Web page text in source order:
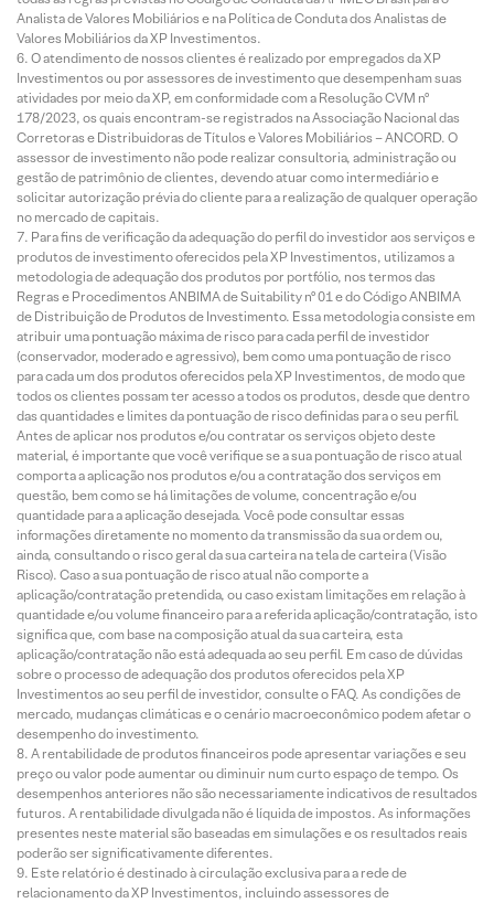
Analista de Valores Mobiliários e na Política de Conduta dos Analistas de
Valores Mobiliários da XP Investimentos.
O atendimento de nossos clientes é realizado por empregados da XP
Investimentos ou por assessores de investimento que desempenham suas
atividades por meio da XP, em conformidade com a Resolução CVM nº
178/2023, os quais encontram-se registrados na Associação Nacional das
Corretoras e Distribuidoras de Títulos e Valores Mobiliários – ANCORD. O
assessor de investimento não pode realizar consultoria, administração ou
gestão de patrimônio de clientes, devendo atuar como intermediário e
solicitar autorização prévia do cliente para a realização de qualquer operação
no mercado de capitais.
Para fins de verificação da adequação do perfil do investidor aos serviços e
produtos de investimento oferecidos pela XP Investimentos, utilizamos a
metodologia de adequação dos produtos por portfólio, nos termos das
Regras e Procedimentos ANBIMA de Suitability nº 01 e do Código ANBIMA
de Distribuição de Produtos de Investimento. Essa metodologia consiste em
atribuir uma pontuação máxima de risco para cada perfil de investidor
(conservador, moderado e agressivo), bem como uma pontuação de risco
para cada um dos produtos oferecidos pela XP Investimentos, de modo que
todos os clientes possam ter acesso a todos os produtos, desde que dentro
das quantidades e limites da pontuação de risco definidas para o seu perfil.
Antes de aplicar nos produtos e/ou contratar os serviços objeto deste
material, é importante que você verifique se a sua pontuação de risco atual
comporta a aplicação nos produtos e/ou a contratação dos serviços em
questão, bem como se há limitações de volume, concentração e/ou
quantidade para a aplicação desejada. Você pode consultar essas
informações diretamente no momento da transmissão da sua ordem ou,
ainda, consultando o risco geral da sua carteira na tela de carteira (Visão
Risco). Caso a sua pontuação de risco atual não comporte a
aplicação/contratação pretendida, ou caso existam limitações em relação à
quantidade e/ou volume financeiro para a referida aplicação/contratação, isto
significa que, com base na composição atual da sua carteira, esta
aplicação/contratação não está adequada ao seu perfil. Em caso de dúvidas
sobre o processo de adequação dos produtos oferecidos pela XP
Investimentos ao seu perfil de investidor, consulte o FAQ. As condições de
mercado, mudanças climáticas e o cenário macroeconômico podem afetar o
desempenho do investimento.
A rentabilidade de produtos financeiros pode apresentar variações e seu
preço ou valor pode aumentar ou diminuir num curto espaço de tempo. Os
desempenhos anteriores não são necessariamente indicativos de resultados
futuros. A rentabilidade divulgada não é líquida de impostos. As informações
presentes neste material são baseadas em simulações e os resultados reais
poderão ser significativamente diferentes.
Este relatório é destinado à circulação exclusiva para a rede de
relacionamento da XP Investimentos, incluindo assessores de